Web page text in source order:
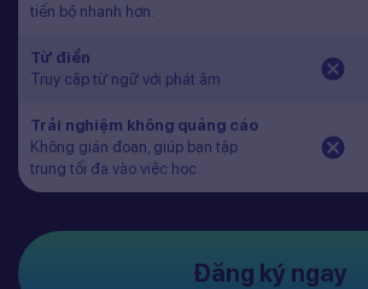
tiến bộ nhanh hơn.
Từ điển
Truy cập từ ngữ với phát âm
Trải nghiệm không quảng cáo
Không gián đoạn, giúp bạn tập
trung tối đa vào việc học.
Đăng ký ngay